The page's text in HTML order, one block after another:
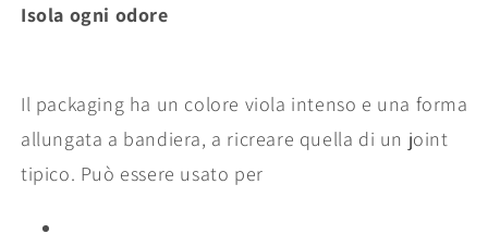
Isola ogni odore
Il packaging ha un colore viola intenso e una forma
allungata a bandiera, a ricreare quella di un joint
tipico. Può essere usato per